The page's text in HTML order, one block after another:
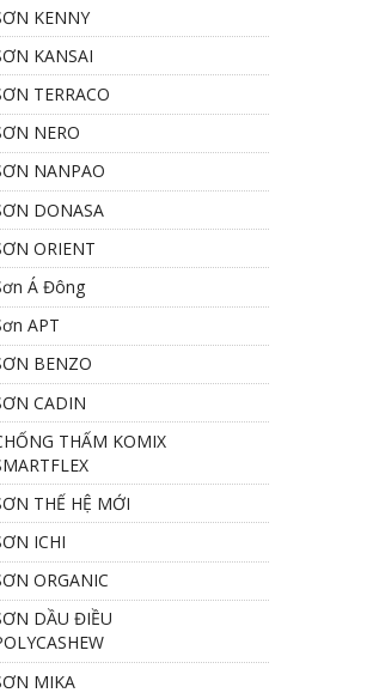
KENNY
KANSAI
TERRACO
NERO
NANPAO
DONASA
ORIENT
Á Đông
APT
BENZO
CADIN
THẤM KOMIX
THẾ HỆ MỚI
ICHI
ORGANIC
DẦU ĐIỀU
MIKA